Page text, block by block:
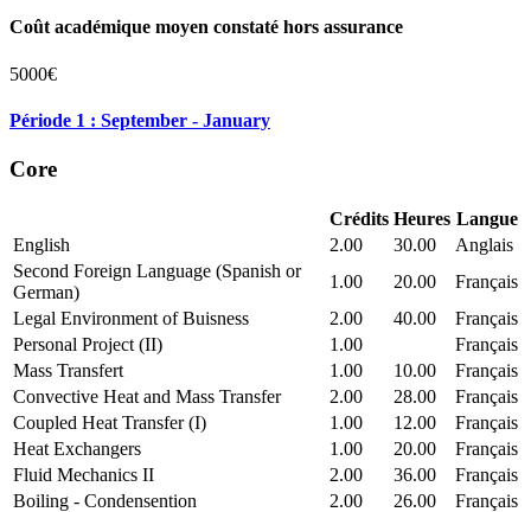
Coût académique moyen constaté hors assurance
5000€
Période 1 : September - January
Core
Crédits Heures Langue
English
2.00 30.00
Anglais
Second Foreign Language (Spanish or
German)
1.00 20.00
Français
Legal Environment of Buisness
2.00 40.00
Français
Personal Project (II)
1.00
Français
Mass Transfert
1.00 10.00
Français
Convective Heat and Mass Transfer
2.00 28.00
Français
Coupled Heat Transfer (I)
1.00 12.00
Français
Heat Exchangers
1.00 20.00
Français
Fluid Mechanics II
2.00 36.00
Français
Boiling - Condensention
2.00 26.00
Français